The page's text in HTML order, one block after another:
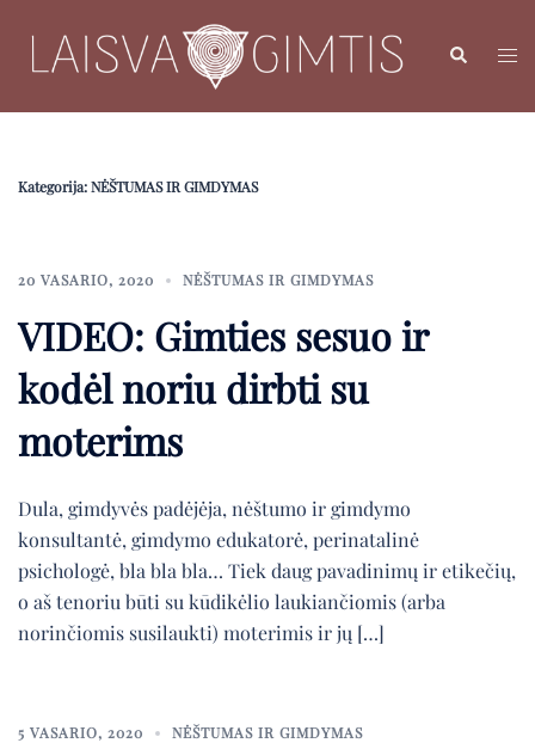
Search
Kategorija:NĖŠTUMAS IR GIMDYMAS
20 VASARIO, 2020 NĖŠTUMAS IR GIMDYMAS
VIDEO: Gimties sesuo ir
kodėl noriu dirbti su
moterims
Dula, gimdyvės padėjėja, nėštumo ir gimdymo
konsultantė, gimdymo edukatorė, perinatalinė
psichologė, bla bla bla… Tiek daug pavadinimų ir etikečių,
o aš tenoriu būti su kūdikėlio laukiančiomis (arba
norinčiomis susilaukti) moterimis ir jų […]
5 VASARIO, 2020 NĖŠTUMAS IR GIMDYMAS